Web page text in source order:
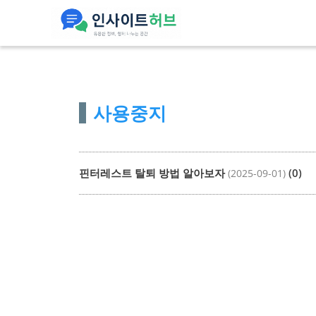
사용중지
핀터레스트 탈퇴 방법 알아보자 (2025-09-01) (0)